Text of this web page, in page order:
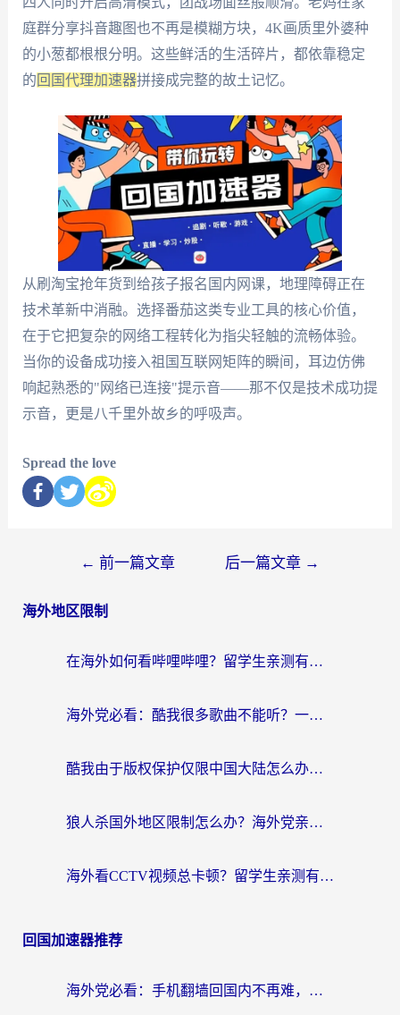
庭群分享抖音趣图也不再是模糊方块，4K画质里外婆种
的小葱都根根分明。这些鲜活的生活碎片，都依靠稳定
的 回国代理加速器拼接成完整的故土记忆。
从刷淘宝抢年货到给孩子报名国内网课，地理障碍正在
技术革新中消融。选择番茄这类专业工具的核心价值，
在于它把复杂的网络工程转化为指尖轻触的流畅体验。
当你的设备成功接入祖国互联网矩阵的瞬间，耳边仿佛
响起熟悉的"网络已连接"提示音——那不仅是技术成功提
示音，更是八千里外故乡的呼吸声。
Spread the love
← 前一篇文章 后一篇文章 →
海外地区限制
在海外如何看哔哩哔哩？留学生亲测有效的回国加速指南
海外党必看：酷我很多歌曲不能听？一招解决优酷版权限制+B站地域问题！
酷我由于版权保护仅限中国大陆怎么办？海外党亲测有效的解锁指南
狼人杀国外地区限制怎么办？海外党亲测有效的全场景回国加速指南
海外看CCTV视频总卡顿？留学生亲测有效的回国加速器选择指南
回国加速器推荐
海外党必看：手机翻墙回国内不再难，一篇搞定无缝访问国内资源指南